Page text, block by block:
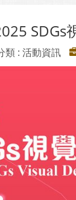
SDGs
類 : 活動資訊